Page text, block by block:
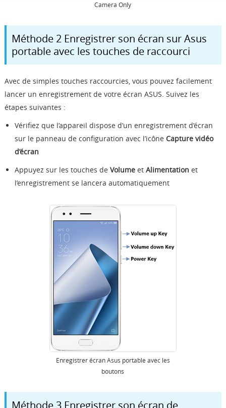
Camera Only
Méthode 2 Enregistrer son écran sur Asus
portable avec les touches de raccourci
Avec de simples touches raccourcies, vous pouvez facilement
lancer un enregistrement de votre écran ASUS. Suivez les
étapes suivantes :
Vérifiez que l’appareil dispose d’un enregistrement d’écran
sur le panneau de configuration avec l’icône Capture vidéo
d’écran
Appuyez sur les touches de Volumeet Alimentation et
l’enregistrement se lancera automatiquement
Enregistrer écran Asus portable avec les
boutons